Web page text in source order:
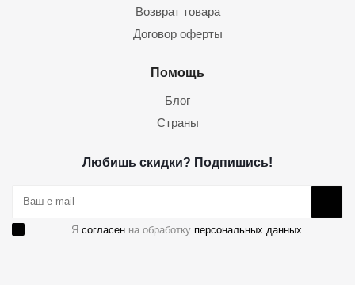
Возврат товара
Договор оферты
Помощь
Блог
Страны
Любишь скидки? Подпишись!
Я согласен на обработку персональных данных